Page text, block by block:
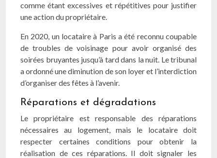
comme étant excessives et répétitives pour justifier
une action du propriétaire.
En 2020, un locataire à Paris a été reconnu coupable
de troubles de voisinage pour avoir organisé des
soirées bruyantes jusqu’à tard dans la nuit. Le tribunal
a ordonné une diminution de son loyer et l’interdiction
d’organiser des fêtes à l’avenir.
Réparations et dégradations
Le propriétaire est responsable des réparations
nécessaires au logement, mais le locataire doit
respecter certaines conditions pour obtenir la
réalisation de ces réparations. Il doit signaler les